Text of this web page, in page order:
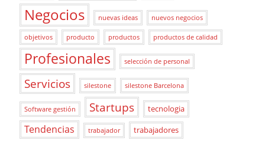
Negocios nuevas ideas nuevos negocios
objetivos producto productos productos de calidad
Profesionales selección de personal
Servicios silestone silestone Barcelona
Software gestión Startups tecnologia
Tendencias trabajador trabajadores